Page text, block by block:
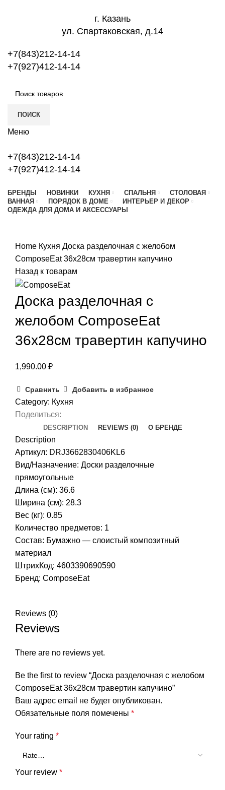
г. Казань
ул. Спартаковская, д.14
+7(843)212-14-14
+7(927)412-14-14
ПОИСК
Меню
+7(843)212-14-14
+7(927)412-14-14
БРЕНДЫ НОВИНКИ КУХНЯ СПАЛЬНЯ
СТОЛОВАЯ
ВАННАЯ
ПОРЯДОК В ДОМЕ
ИНТЕРЬЕР И ДЕКОР
ОДЕЖДА ДЛЯ ДОМА И АКСЕССУАРЫ
Home Кухня Доска разделочная с желобом
ComposeEat 36х28см травертин капучино
Назад к товарам
Доска разделочная с
желобом ComposeEat
36х28см травертин капучино
1,990.00 ₽
Сравнить Добавить в избранное
Category: Кухня
Поделиться:
DESCRIPTION REVIEWS (0) О БРЕНДЕ
Description
Артикул: DRJ3662830406KL6
Вид/Назначение: Доски разделочные
прямоугольные
Длина (см): 36.6
Ширина (см): 28.3
Вес (кг): 0.85
Количество предметов: 1
Состав: Бумажно — слоистый композитный
материал
ШтрихКод: 4603390690590
Бренд: ComposeEat
Reviews (0)
Reviews
There are no reviews yet.
Be the first to review “Доска разделочная с желобом
ComposeEat 36х28см травертин капучино”
Ваш адрес email не будет опубликован.
Обязательные поля помечены *
Your rating *
Your review *